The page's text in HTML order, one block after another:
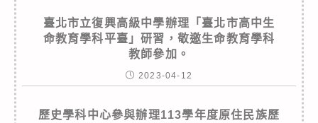
臺北市立復興高級中學辦理「臺北市高中生
命教育學科平臺」研習，敬邀生命教育學科
教師參加。
2023-04-12
歷史學科中心參與辦理113學年度原住民族歷